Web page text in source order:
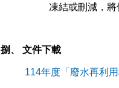
凍結或刪減，將
捌、 文件下載
114年度「廢水再利